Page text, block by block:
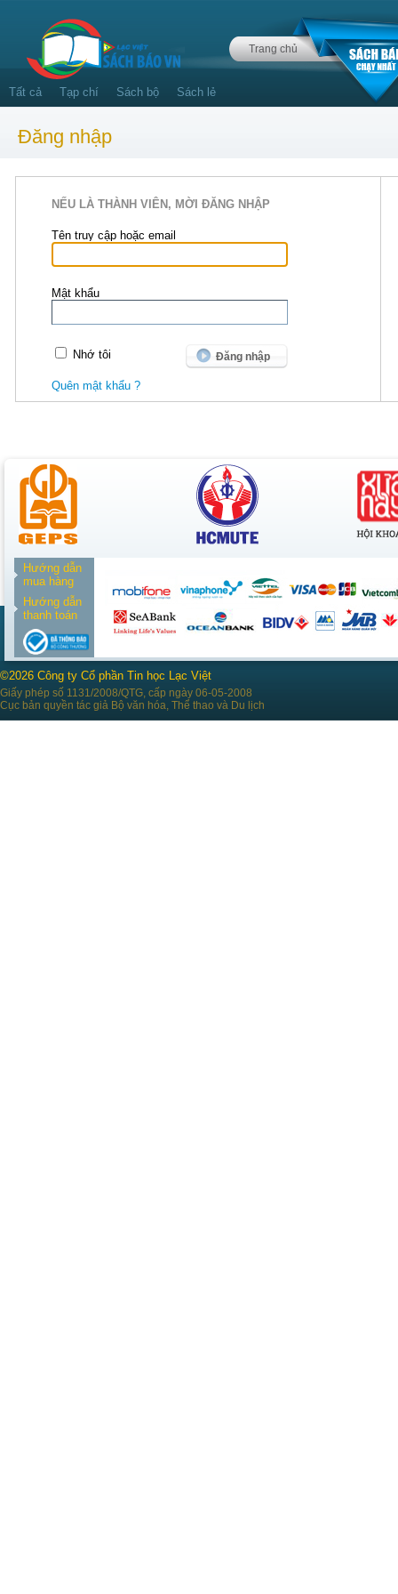
Trang chủ
Tất cả Tạp chí Sách bộ Sách lẻ
Đăng nhập
NẾU LÀ THÀNH VIÊN, MỜI ĐĂNG NHẬP
Tên truy cập hoặc email
Mật khẩu
Nhớ tôi
Quên mật khẩu ?
Hướng dẫn
mua hàng
Hướng dẫn
thanh toán
©2026 Công ty Cổ phần Tin học Lạc Việt
Giấy phép số 1131/2008/QTG, cấp ngày 06-05-2008
Cục bản quyền tác giả Bộ văn hóa, Thể thao và Du lịch